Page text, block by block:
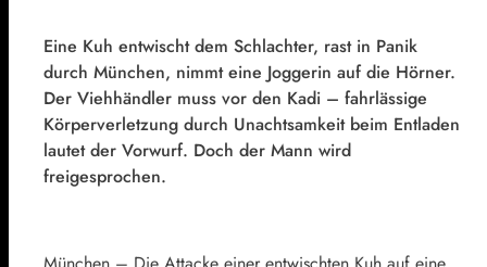
Eine Kuh entwischt dem Schlachter, rast in Panik
durch München, nimmt eine Joggerin auf die Hörner.
Der Viehhändler muss vor den Kadi – fahrlässige
Körperverletzung durch Unachtsamkeit beim Entladen
lautet der Vorwurf. Doch der Mann wird
freigesprochen.